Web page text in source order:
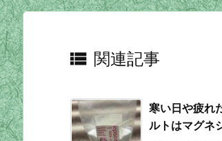
 関連記事
寒い日や疲れ
ルトはマグネ